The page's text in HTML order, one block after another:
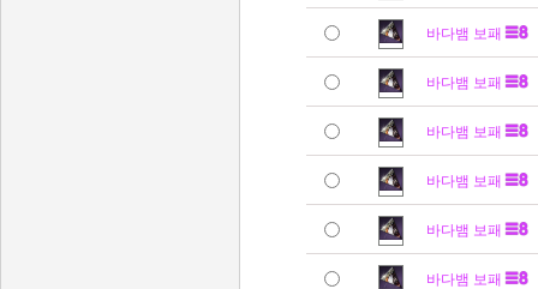
바다뱀 보패
바다뱀 보패
바다뱀 보패
바다뱀 보패
바다뱀 보패
바다뱀 보패